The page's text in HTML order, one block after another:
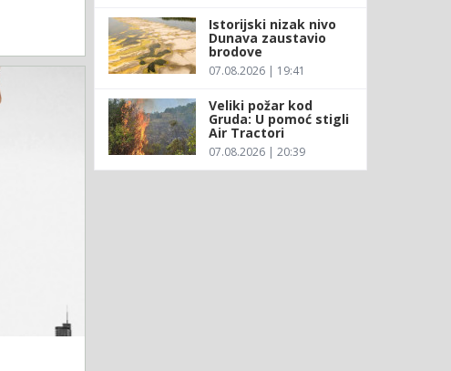
Istorijski nizak nivo
Dunava zaustavio
brodove
07.08.2026 | 19:41
Veliki požar kod
Gruda: U pomoć stigli
Air Tractori
07.08.2026 | 20:39